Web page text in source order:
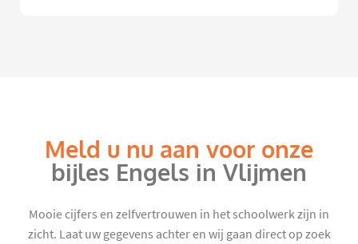
Meld u nu aan voor onze
bijles Engels in Vlijmen
Mooie cijfers en zelfvertrouwen in het schoolwerk zijn in
zicht. Laat uw gegevens achter en wij gaan direct op zoek